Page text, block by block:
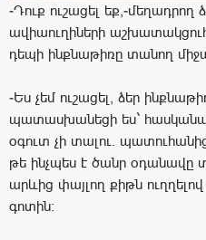
-Դուք ուշացել եք,-մեղադրող
ավիաուղիների
դեպի ինքնաթիռը տանող
-Ես չեմ ուշացել, ձեր
պատասխանեցի ես`
օգուտ չի տալու.
թե ինչպես է ծանր օդանավը
արևից փայլող քիթն
գոտին: